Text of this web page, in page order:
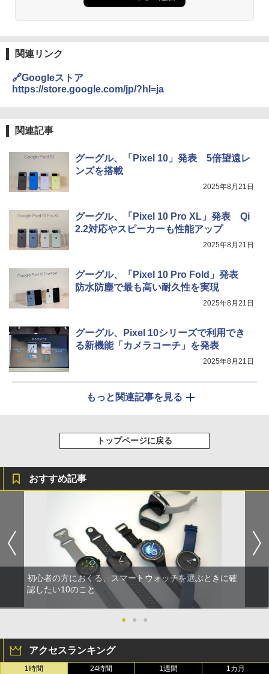
関連リンク
🔗Googleストア
https://store.google.com/jp/?hl=ja
関連記事
グーグル、「Pixel 10」発表 5倍望遠レ
ンズを搭載
2025年8月21日
グーグル、「Pixel 10 Pro XL」発表 Qi
2.2対応やスピーカーも性能アップ
2025年8月21日
グーグル、「Pixel 10 Pro Fold」発表
防水防塵で最も高い耐久性を実現
2025年8月21日
グーグル、Pixel 10シリーズで利用でき
る新機能「カメラコーチ」を発表
2025年8月21日
もっと関連記事を見る
トップページに戻る
おすすめ記事
初心者の方におくる、スマートウォッチを選ぶときに確
認したい10のこと
● ● ●
アクセスランキング
1時間 24時間 1週間 1カ月